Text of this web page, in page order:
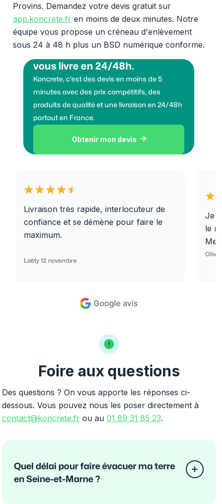
Provins. Demandez votre devis gratuit sur
app.koncrete.fren moins de deux minutes. Notre
équipe vous propose un créneau d'enlèvement
sous 24 à 48 h plus un BSD numérique conforme.
vous livre en 24/48h.
Koncrete, c'est des devis en moins de 5
minutes avec des prix compétitifs, des
produits de qualité et une livraison en 24/48h
partout en France.
Obtenir mon devis 
Livraison très rapide, interlocuteur de
confiance et se démène pour faire le
maximum.
Laëty 12 novembre
Je
le
Foire aux questions
Des questions ? On vous apporte les réponses ci-
dessous. Vous pouvez nous les poser directement à
contact@koncrete.fr ou au 01 89 31 85 23.
Quel délai pour faire évacuer ma terre
en Seine-et-Marne ?